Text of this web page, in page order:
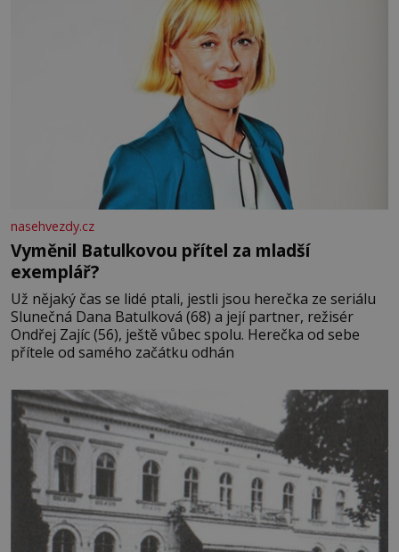
nasehvezdy.cz
Vyměnil Batulkovou přítel za mladší
exemplář?
Už nějaký čas se lidé ptali, jestli jsou herečka ze seriálu
Slunečná Dana Batulková (68) a její partner, režisér
Ondřej Zajíc (56), ještě vůbec spolu. Herečka od sebe
přítele od samého začátku odhán